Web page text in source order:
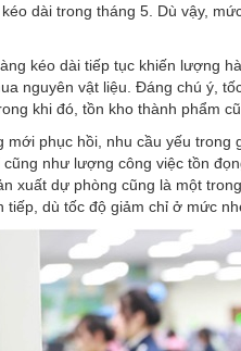
dài trong tháng 5. Dù vậy,
kéo dài tiếp tục khiến lượng
nguyên vật liệu. Đáng chú ý,
khi đó, tồn kho thành phẩm
mới phục hồi, nhu cầu yếu
như lượng công việc tồn
xuất dự phòng cũng là một
tiếp, dù tốc độ giảm chỉ ở mức